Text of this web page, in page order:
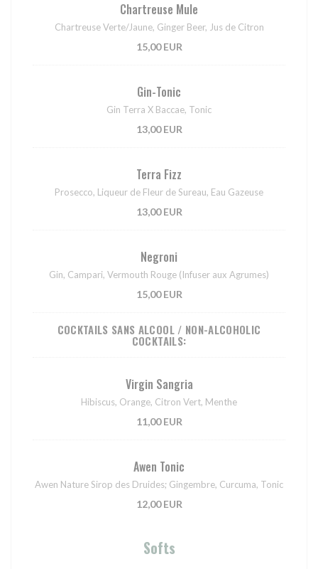
Chartreuse Mule
Chartreuse Verte/Jaune, Ginger Beer, Jus de Citron
15,00 EUR
Gin-Tonic
Gin Terra X Baccae, Tonic
13,00 EUR
Terra Fizz
Prosecco, Liqueur de Fleur de Sureau, Eau Gazeuse
13,00 EUR
Negroni
Gin, Campari, Vermouth Rouge (Infuser aux Agrumes)
15,00 EUR
COCKTAILS SANS ALCOOL / NON-ALCOHOLIC
COCKTAILS:
Virgin Sangria
Hibiscus, Orange, Citron Vert, Menthe
11,00 EUR
Awen Tonic
Awen Nature Sirop des Druides; Gingembre, Curcuma, Tonic
12,00 EUR
Softs